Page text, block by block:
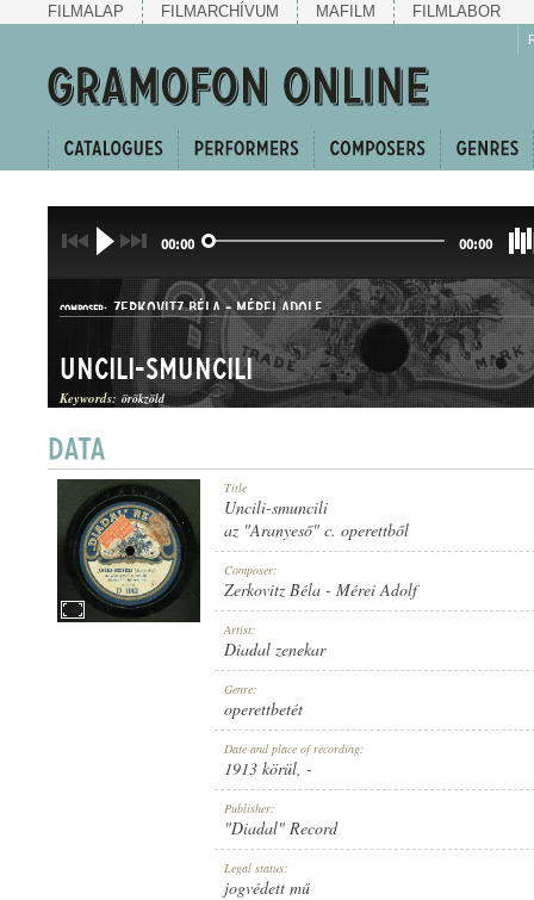
FILMALAP FILMARCHÍVUM MAFILM FILMLABOR
00:00 00:00
COMPOSER: ZERKOVITZ BÉLA-MÉREI ADOLF
OPERETTBETÉT
"DIADAL" RECORD
Uncili-smuncili
Keywords: örökzöld
Title
Uncili-smuncili
az "Aranyeső" c. operettből
Composer:
Zerkovitz Béla - Mérei Adolf
Artist:
Diadal zenekar
Genre:
operettbetét
Date and place of recording:
1913 körül, -
Publisher:
"Diadal" Record
Legal status:
jogvédett mű